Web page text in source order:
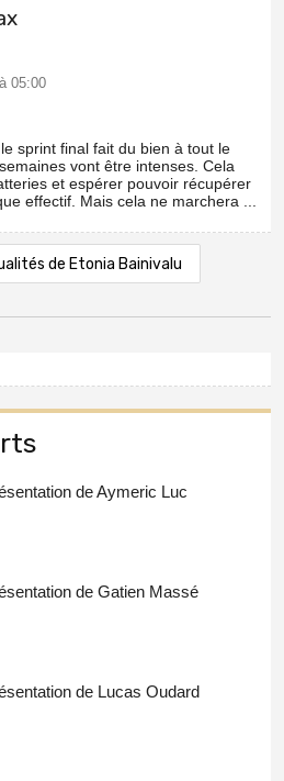
05:00
sprint final fait du bien à tout le
vont être intenses. Cela
et espérer pouvoir récupérer
effectif. Mais cela ne marchera ...
de Etonia Bainivalu
de Aymeric Luc
de Gatien Massé
de Lucas Oudard